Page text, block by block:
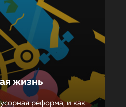
жизнь
реформа, и как